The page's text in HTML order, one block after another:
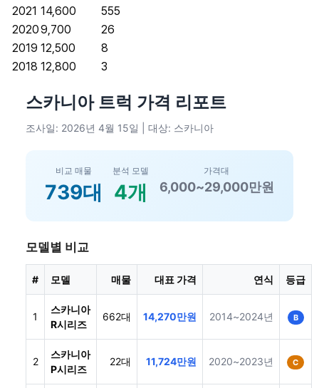
2021 14,600
555
20209,700
26
2019 12,500
8
2018 12,800 3
스카니아 트럭 가격 리포트
조사일: 2026년 4월 15일 | 대상: 스카니아
비교 매물
739대
분석 모델
4개
가격대
6,000~29,000만원
모델별 비교
# 모델 매물 대표 가격 연식 등급
1
스카니아
R시리즈
662대 14,270만원 2014~2024년 B
2
스카니아
P시리즈
22대 11,724만원 2020~2023년 C